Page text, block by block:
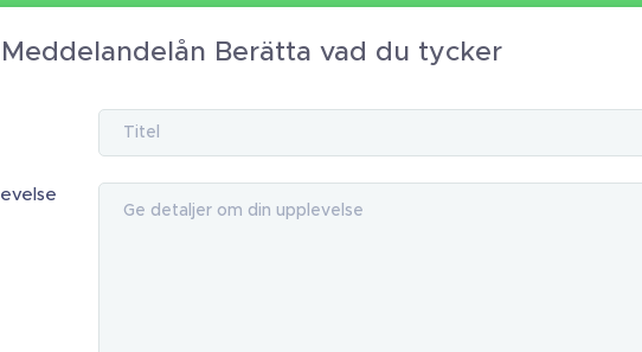
Berätta vad du tycker